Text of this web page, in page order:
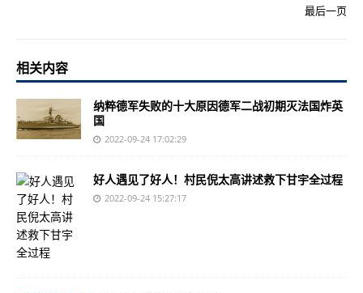
最后一页
相关内容
纳粹德军失败的十大原因德军二战初期灭法国炸英
国
2022-09-24 17:02:29
好人遇见了好人！村民倪太高讲述救下甘宇全过程
2022-09-24 15:27:17